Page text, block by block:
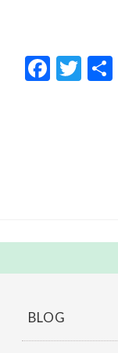
F
ac
T
w
BLOG